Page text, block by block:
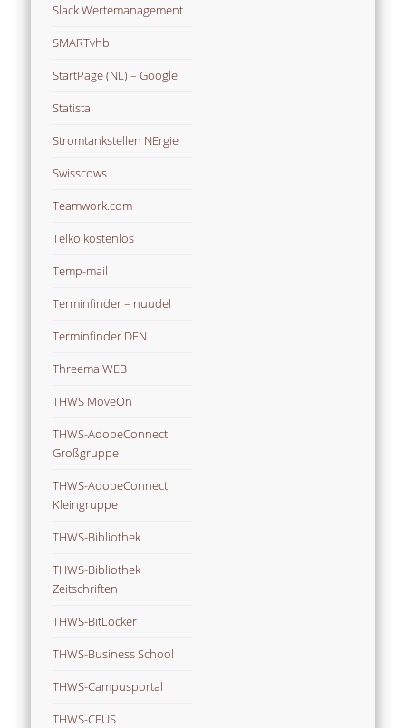
Slack Wertemanagement
SMARTvhb
StartPage (NL) – Google
Statista
Stromtankstellen NErgie
Swisscows
Teamwork.com
Telko kostenlos
Temp-mail
Terminfinder – nuudel
Terminfinder DFN
Threema WEB
THWS MoveOn
THWS-AdobeConnect
Großgruppe
THWS-AdobeConnect
Kleingruppe
THWS-Bibliothek
THWS-Bibliothek
Zeitschriften
THWS-BitLocker
THWS-Business School
THWS-Campusportal
THWS-CEUS